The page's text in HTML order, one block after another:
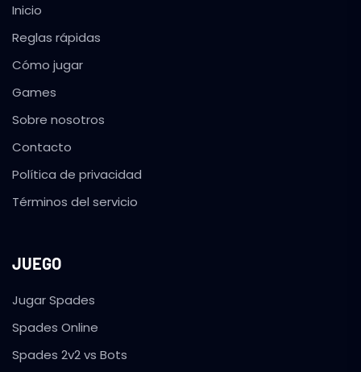
Inicio
Reglas rápidas
Cómo jugar
Games
Sobre nosotros
Contacto
Política de privacidad
Términos del servicio
JUEGO
Jugar Spades
Spades Online
Spades 2v2 vs Bots